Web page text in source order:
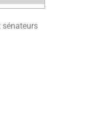
sénateurs